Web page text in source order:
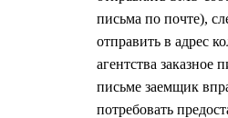
письма по почте),
отправить в адрес
агентства заказное
письме заемщик
потребовать